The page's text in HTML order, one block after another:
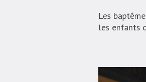
Les
les enfants